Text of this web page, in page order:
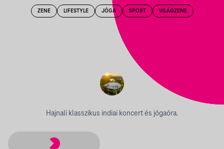
ZENE LIFESTYLE JÓGA SPORT VILÁGZENE
Hajnali klasszikus indiai koncert és jógaóra.